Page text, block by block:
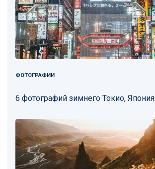
ФОТОГРАФИИ
6 фотографий зимнего Токио, Япония